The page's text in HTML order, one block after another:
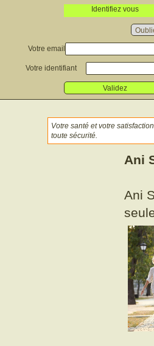
Identifiez vous
Votre email
Votre identifiant
Validez
Votre santé et votre
toute sécurité.
Ani
Ani